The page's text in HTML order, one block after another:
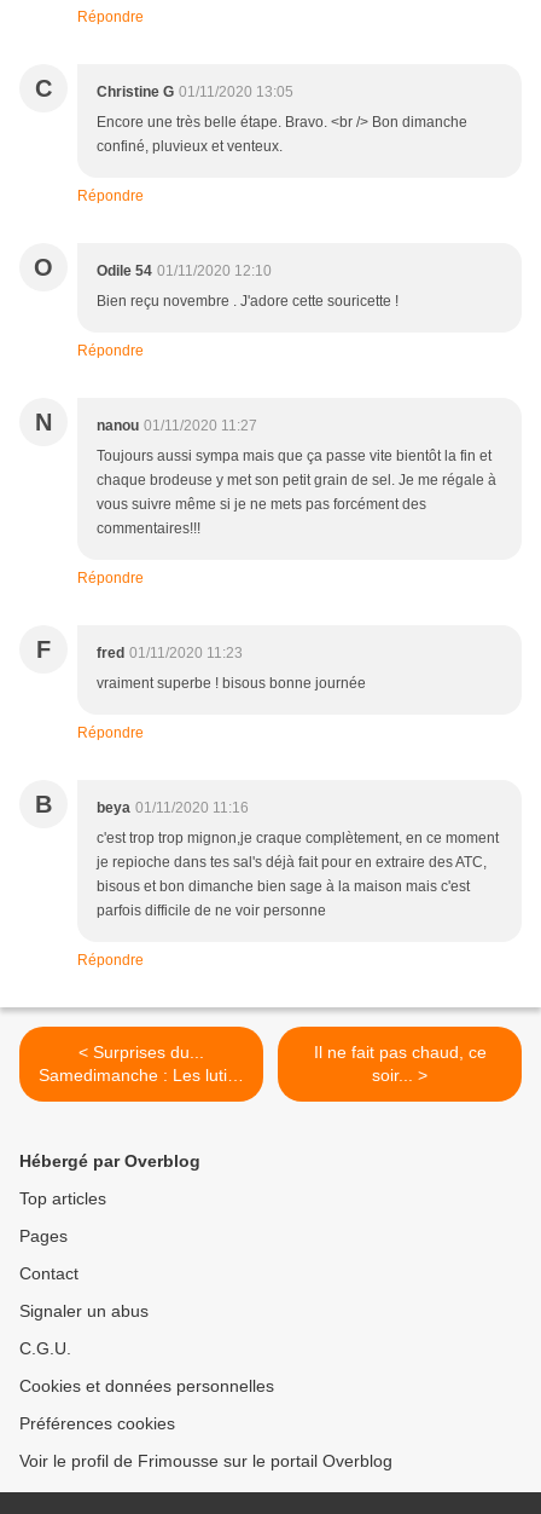
Répondre
C Christine G 01/11/2020 13:05
Encore une très belle étape. Bravo. <br /> Bon dimanche
confiné, pluvieux et venteux.
Répondre
O Odile 54 01/11/2020 12:10
Bien reçu novembre . J'adore cette souricette !
Répondre
N nanou 01/11/2020 11:27
Toujours aussi sympa mais que ça passe vite bientôt la fin et
chaque brodeuse y met son petit grain de sel. Je me régale à
vous suivre même si je ne mets pas forcément des
commentaires!!!
Répondre
F fred 01/11/2020 11:23
vraiment superbe ! bisous bonne journée
Répondre
B beya 01/11/2020 11:16
c'est trop trop mignon,je craque complètement, en ce moment
je repioche dans tes sal's déjà fait pour en extraire des ATC,
bisous et bon dimanche bien sage à la maison mais c'est
parfois difficile de ne voir personne
Répondre
< Surprises du...
Samedimanche : Les lutins
frileux ! Erratum
Il ne fait pas chaud, ce
soir... >
Hébergé par Overblog
Top articles
Pages
Contact
Signaler un abus
C.G.U.
Cookies et données personnelles
Préférences cookies
Voir le profil de Frimousse sur le portail Overblog